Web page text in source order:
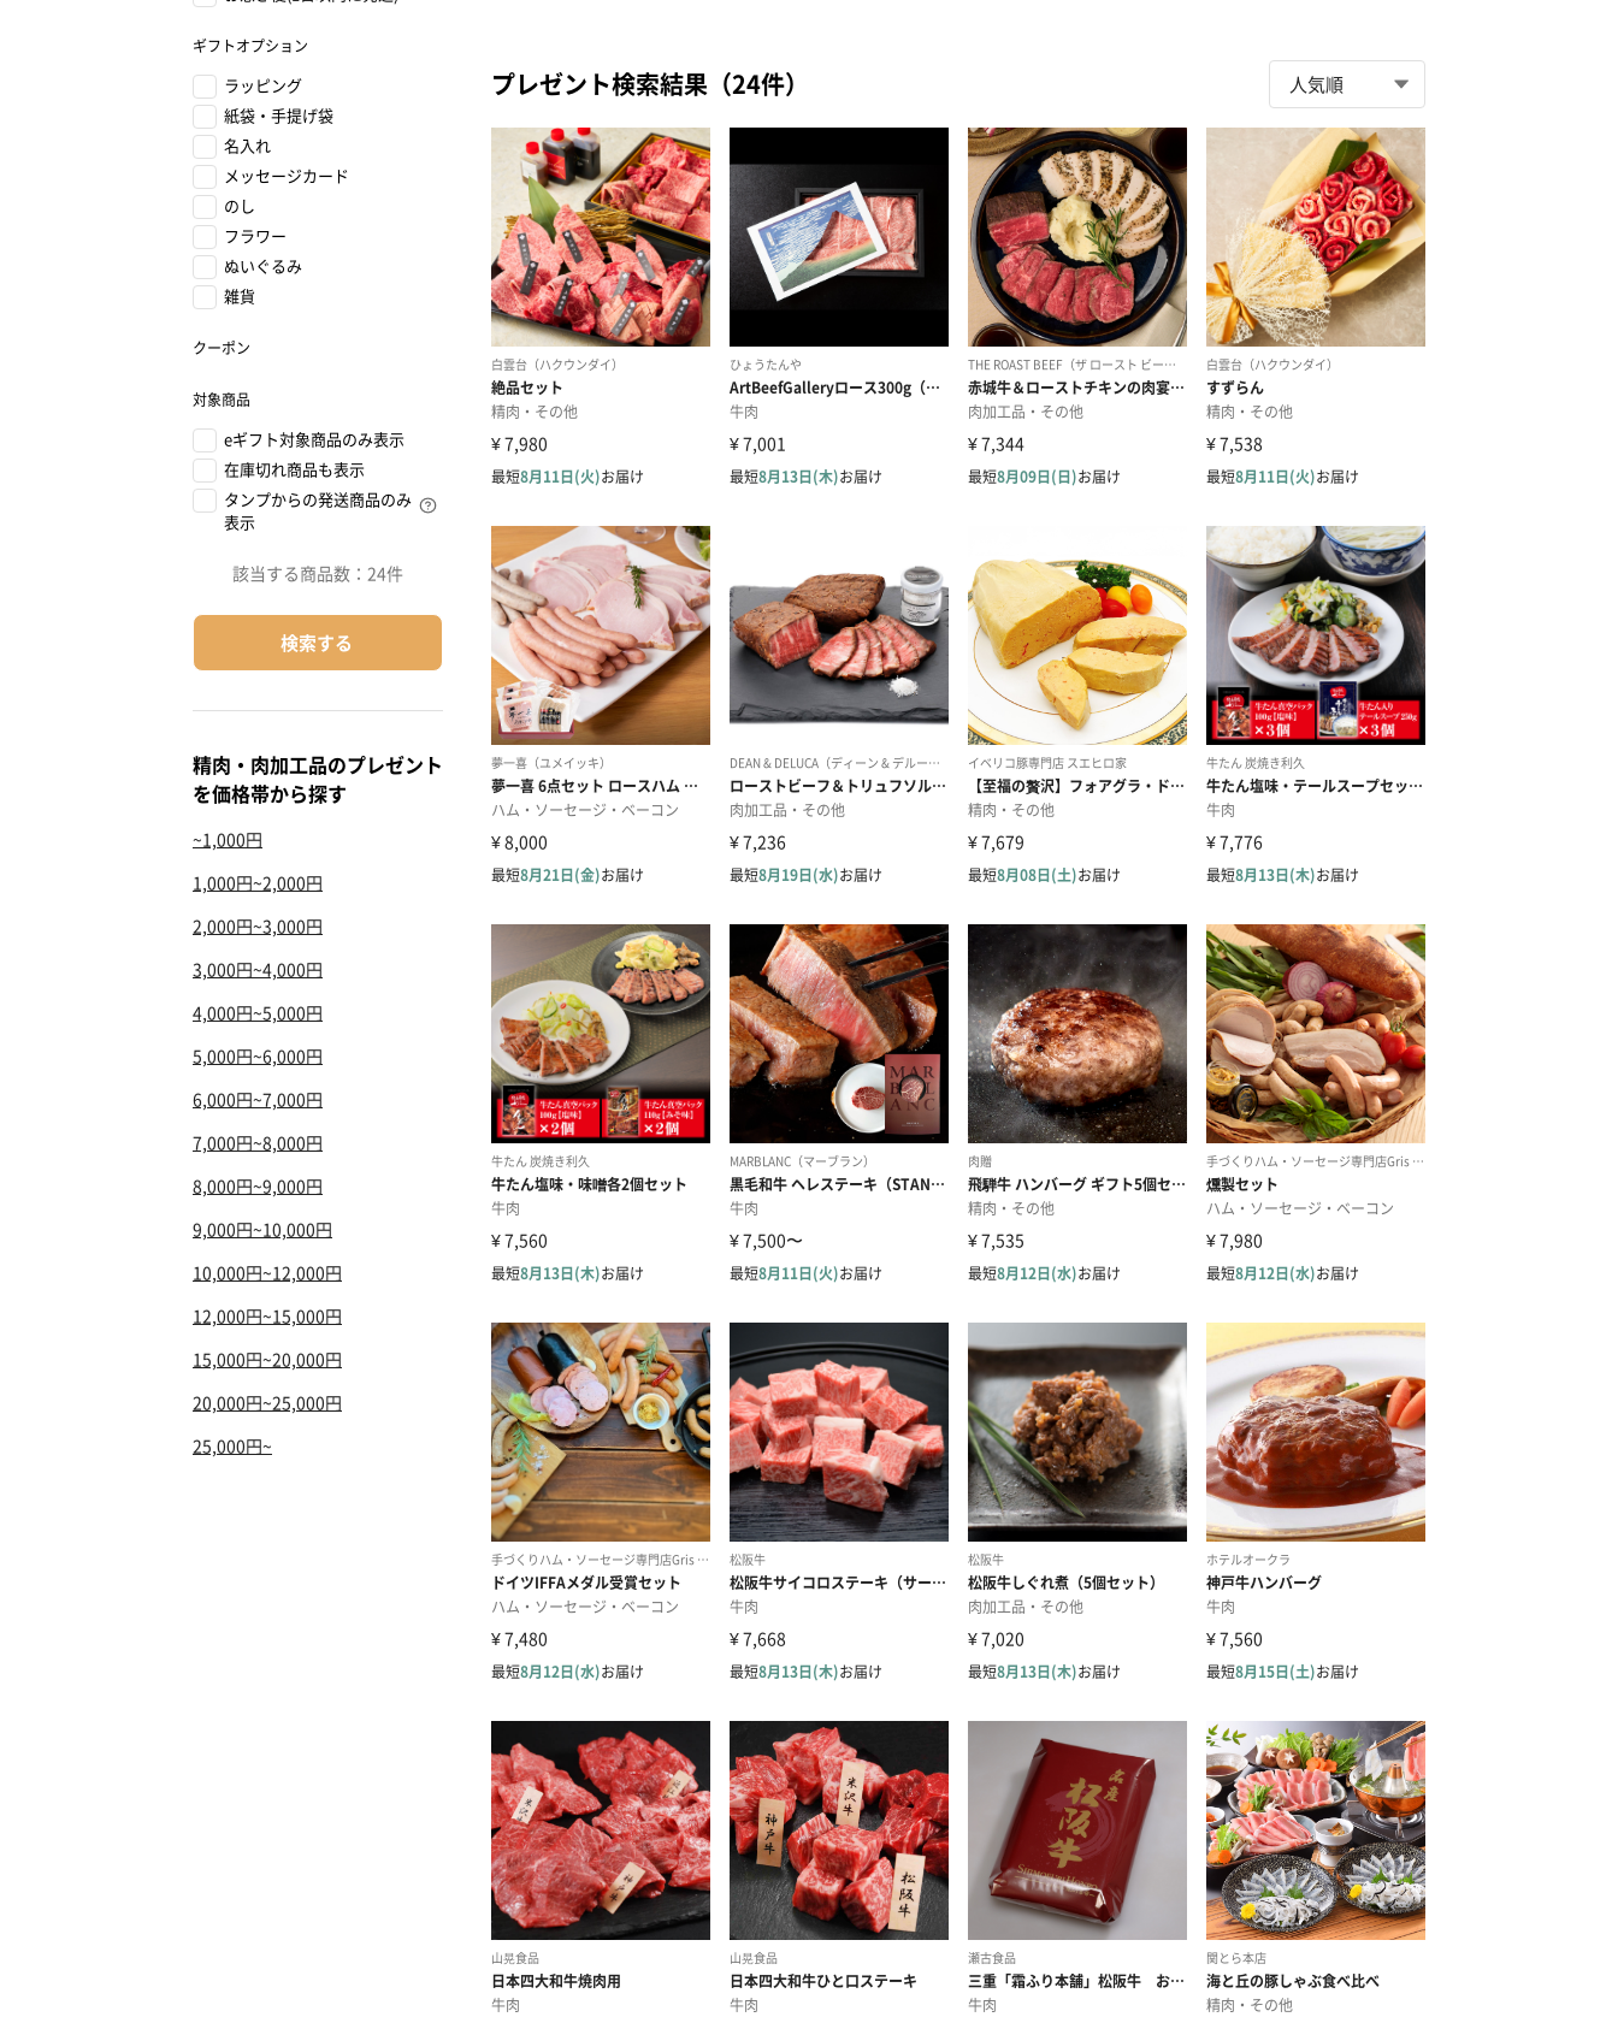
ギフトオプション
ラッピング
紙袋・手提げ袋
名入れ
メッセージカード
のし
フラワー
ぬいぐるみ
雑貨
クーポン
対象商品
eギフト対象商品のみ表示
在庫切れ商品も表示
タンプからの発送商品のみ
表示
該当する商品数： 24件
検索する
精肉・肉加工品のプレゼント
を価格帯から探す
~1,000円
1,000円~2,000円
2,000円~3,000円
3,000円~4,000円
4,000円~5,000円
5,000円~6,000円
6,000円~7,000円
7,000円~8,000円
8,000円~9,000円
9,000円~10,000円
10,000円~12,000円
12,000円~15,000円
15,000円~20,000円
20,000円~25,000円
25,000円~
プレゼント検索結果（24件）